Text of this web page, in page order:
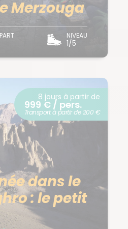
Merzouga
NIVEAU
1/5
dans le
: le petit
8 jours à partir de
999 € / pers.
Transport à partir de 200 €